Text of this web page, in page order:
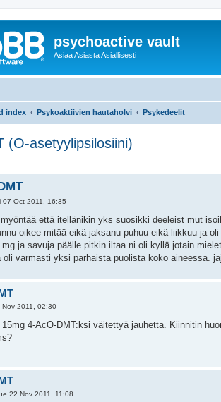
psychoactive vault
Asiaa Asiasta Asiallisesti
index Psykoaktiivien hautaholvi Psykedeelit
(O-asetyylipsilosiini)
07 Oct 2011, 16:35
että itellänikin yks suosikki deeleist mut
oikee mitää eikä jaksanu puhuu eikä liikkuu ja
ja savuja päälle pitkin iltaa ni oli kyllä jotain
varmasti yksi parhaista puolista koko aineessa.
Nov 2011, 02:30
4-AcO-DMT:ksi väitettyä jauhetta. Kiinnitin
22 Nov 2011, 11:08